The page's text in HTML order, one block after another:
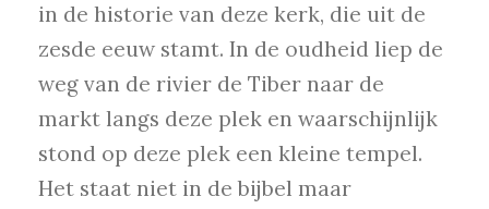
in de historie van deze kerk, die uit de
zesde eeuw stamt. In de oudheid liep de
weg van de rivier de Tiber naar de
markt langs deze plek en waarschijnlijk
stond op deze plek een kleine tempel.
Het staat niet in de bijbel maar